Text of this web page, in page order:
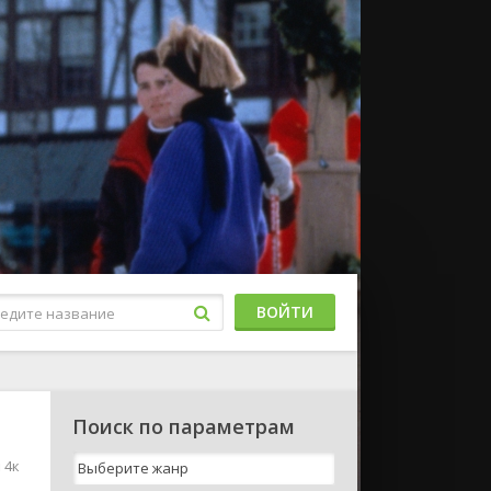
ВОЙТИ
Поиск по параметрам